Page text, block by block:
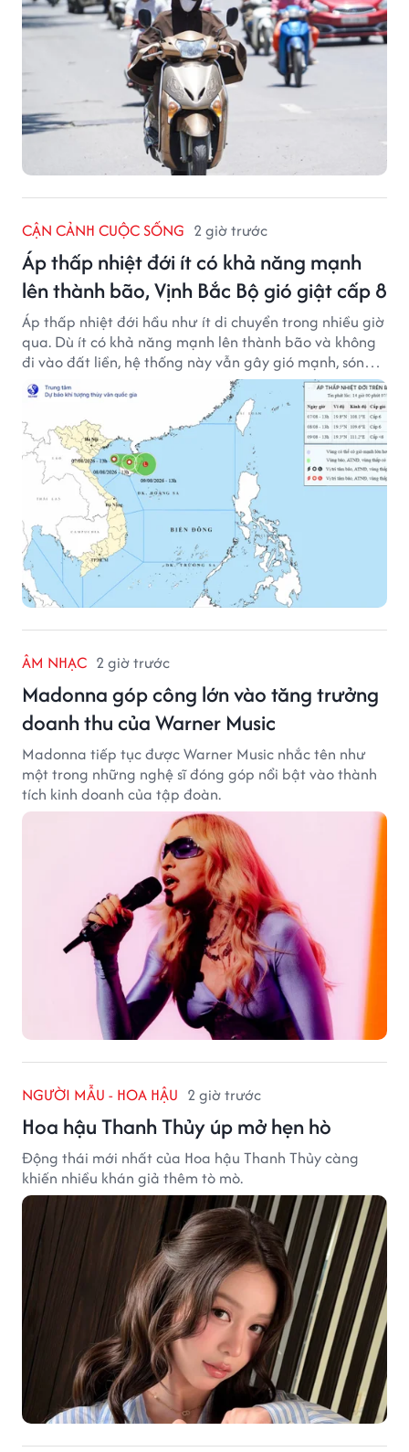
CẬN CẢNH CUỘC SỐNG 2 giờ trước
Áp thấp nhiệt đới ít có khả năng mạnh
lên thành bão, Vịnh Bắc Bộ gió giật cấp 8
Áp thấp nhiệt đới hầu như ít di chuyển trong nhiều giờ
qua. Dù ít có khả năng mạnh lên thành bão và không
đi vào đất liền, hệ thống này vẫn gây gió mạnh, sóng
lớn trên nhiều vùng biển.
ÂM NHẠC 2 giờ trước
Madonna góp công lớn vào tăng trưởng
doanh thu của Warner Music
Madonna tiếp tục được Warner Music nhắc tên như
một trong những nghệ sĩ đóng góp nổi bật vào thành
tích kinh doanh của tập đoàn.
NGƯỜI MẪU - HOA HẬU 2 giờ trước
Hoa hậu Thanh Thủy úp mở hẹn hò
Động thái mới nhất của Hoa hậu Thanh Thủy càng
khiến nhiều khán giả thêm tò mò.